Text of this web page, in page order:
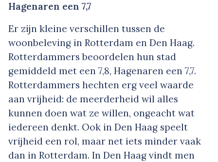
Hagenaren een 7,7
Er zijn kleine verschillen tussen de
woonbeleving in Rotterdam en Den Haag.
Rotterdammers beoordelen hun stad
gemiddeld met een 7,8, Hagenaren een 7,7.
Rotterdammers hechten erg veel waarde
aan vrijheid: de meerderheid wil alles
kunnen doen wat ze willen, ongeacht wat
iedereen denkt. Ook in Den Haag speelt
vrijheid een rol, maar net iets minder vaak
dan in Rotterdam. In Den Haag vindt men